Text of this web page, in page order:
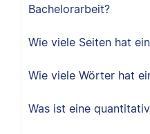
Bachelorarbeit?
Wie viele Seiten hat
Wie viele Wörter hat
Was ist eine